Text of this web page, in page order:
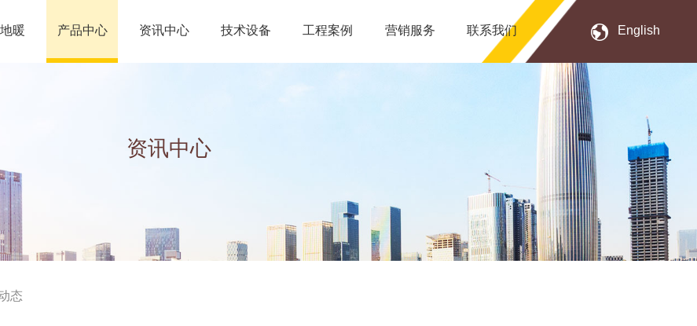
暖 产品中心 资讯中心 技术设备 工程案例 营销服务 联系我们 English
资讯中心
态